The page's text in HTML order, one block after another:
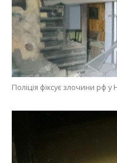
Поліція фіксує злочини рф у